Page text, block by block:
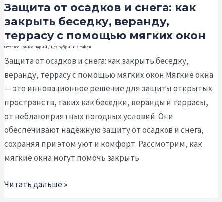
Защита от осадков и снега: как
закрыть беседку, веранду,
террасу с помощью мягких окон
Оставьте комментарий / Без рубрики / maken
Защита от осадков и снега: как закрыть беседку,
веранду, террасу с помощью мягких окон Мягкие окна
— это инновационное решение для защиты открытых
пространств, таких как беседки, веранды и террасы,
от неблагоприятных погодных условий. Они
обеспечивают надежную защиту от осадков и снега,
сохраняя при этом уют и комфорт. Рассмотрим, как
мягкие окна могут помочь закрыть
осадков
и
снега:
как
закрыть
беседку,
веранду,
террасу
с
помощью
мягких
окон
Читать дальше »